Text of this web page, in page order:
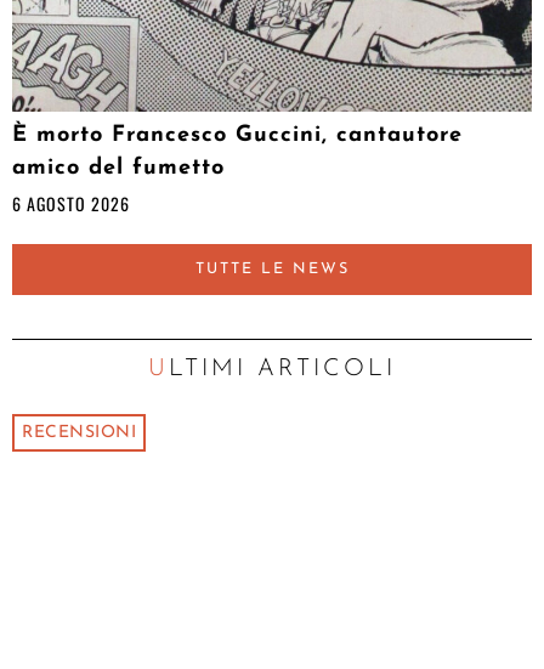
È morto Francesco Guccini, cantautore
amico del fumetto
6 AGOSTO 2026
TUTTE LE NEWS
ULTIMI ARTICOLI
RECENSIONI